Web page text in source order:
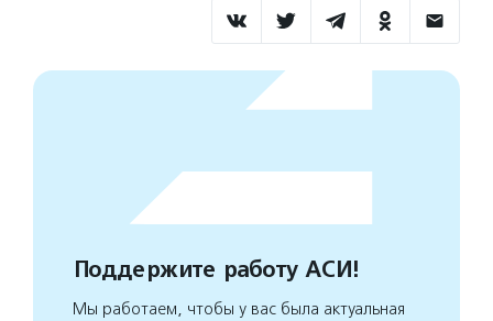
Поддержите работу АСИ!
Мы работаем, чтобы у вас была актуальная